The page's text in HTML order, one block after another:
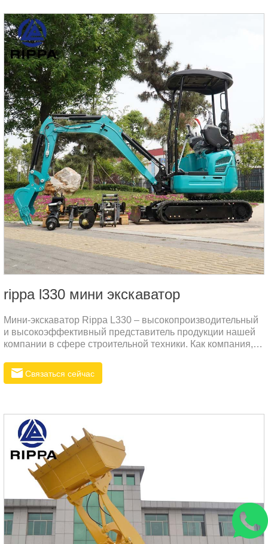
rippa l330 мини экскаватор
Мини-экскаватор Rippa L330 – высокопроизводительный
и высокоэффективный представитель продукции нашей
компании в сфере строительной техники. Как компания,
Rippa стремится предоставлять клиентам по всему миру
надежное и долговечное оборудование, которое поможет
учитывает актуальные потребности клиентов.
Связаться сейчас